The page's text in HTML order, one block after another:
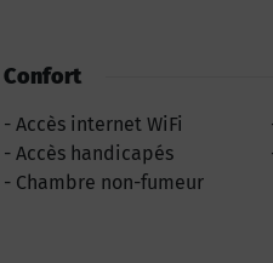
Confort
Accès internet WiFi
Accès handicapés
Chambre non-fumeur